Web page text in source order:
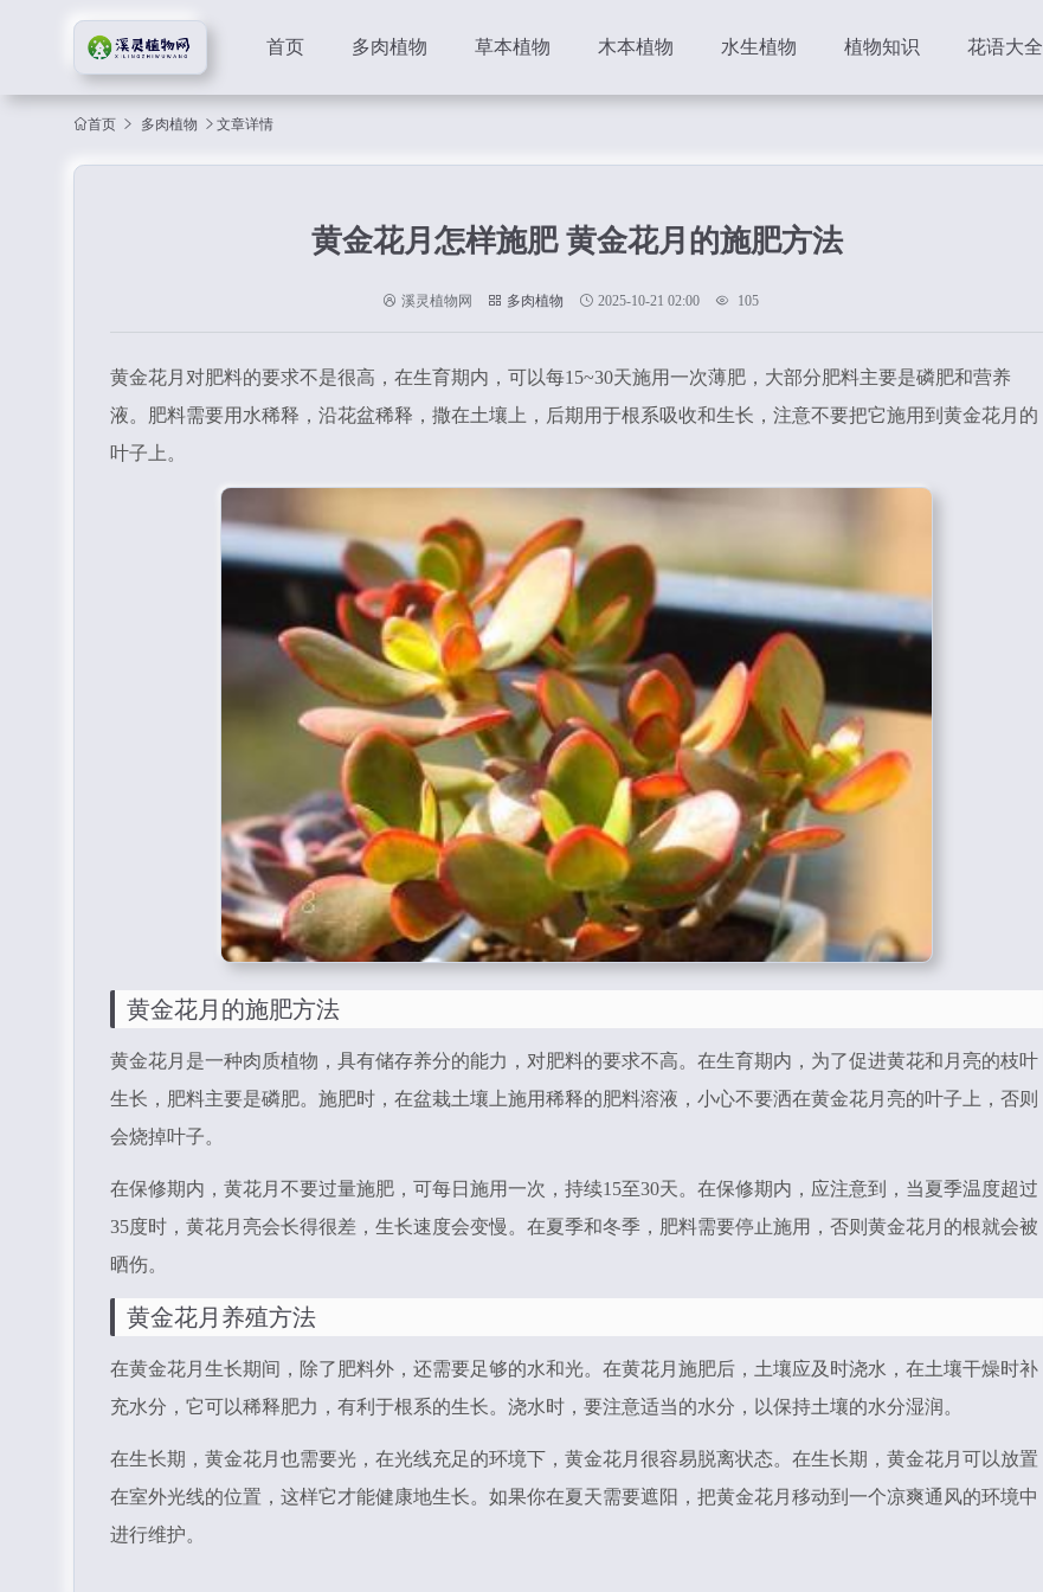
首页 多肉植物 草本植物 木本植物 水生植物 植物知识 花语大全
首页 多肉植物 文章详情
黄金花月怎样施肥 黄金花月的施肥方法
溪灵植物网 多肉植物 2025-10-21 02:00 105
黄金花月对肥料的要求不是很高，在生育期内，可以每15~30天施用一次薄肥，大部分肥料主要是磷肥和营养
液。肥料需要用水稀释，沿花盆稀释，撒在土壤上，后期用于根系吸收和生长，注意不要把它施用到黄金花月的
叶子上。
黄金花月的施肥方法
黄金花月是一种肉质植物，具有储存养分的能力，对肥料的要求不高。在生育期内，为了促进黄花和月亮的枝叶
生长，肥料主要是磷肥。施肥时，在盆栽土壤上施用稀释的肥料溶液，小心不要洒在黄金花月亮的叶子上，否则
会烧掉叶子。
在保修期内，黄花月不要过量施肥，可每日施用一次，持续15至30天。在保修期内，应注意到，当夏季温度超过
35度时，黄花月亮会长得很差，生长速度会变慢。在夏季和冬季，肥料需要停止施用，否则黄金花月的根就会被
晒伤。
黄金花月养殖方法
在黄金花月生长期间，除了肥料外，还需要足够的水和光。在黄花月施肥后，土壤应及时浇水，在土壤干燥时补
充水分，它可以稀释肥力，有利于根系的生长。浇水时，要注意适当的水分，以保持土壤的水分湿润。
在生长期，黄金花月也需要光，在光线充足的环境下，黄金花月很容易脱离状态。在生长期，黄金花月可以放置
在室外光线的位置，这样它才能健康地生长。如果你在夏天需要遮阳，把黄金花月移动到一个凉爽通风的环境中
进行维护。